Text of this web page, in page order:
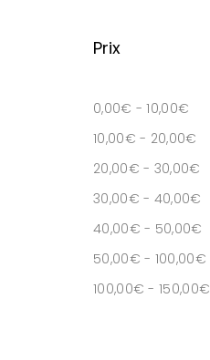
Prix
0,00€ -10,00€
10,00€ - 20,00€
20,00€ - 30,00€
30,00€ - 40,00€
40,00€ - 50,00€
50,00€ - 100,00€
100,00€ -150,00€